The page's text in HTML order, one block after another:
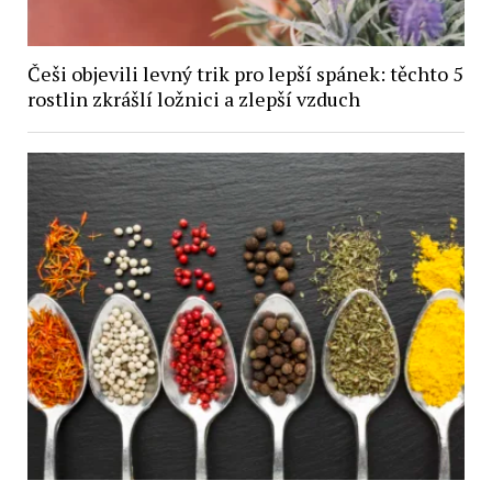
Češi objevili levný trik pro lepší spánek: těchto 5
rostlin zkrášlí ložnici a zlepší vzduch